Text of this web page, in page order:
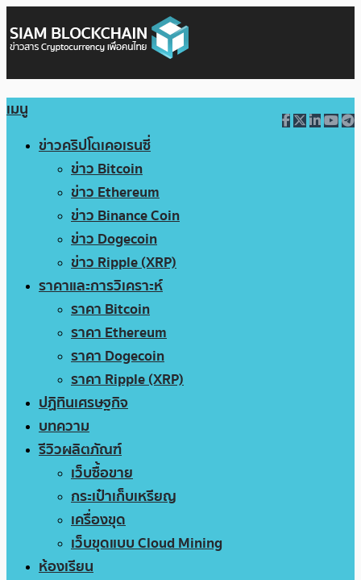
เมนู
ข่าวคริปโตเคอเรนซี่
ข่าว Bitcoin
ข่าว Ethereum
ข่าว Binance Coin
ข่าว Dogecoin
ข่าว Ripple (XRP)
ราคาและการวิเคราะห์
ราคา Bitcoin
ราคา Ethereum
ราคา Dogecoin
ราคา Ripple (XRP)
ปฏิทินเศรษฐกิจ
บทความ
รีวิวผลิตภัณฑ์
เว็บซื้อขาย
กระเป๋าเก็บเหรียญ
เครื่องขุด
เว็บขุดแบบ Cloud Mining
ห้องเรียน